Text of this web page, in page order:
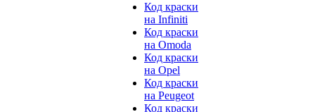
Код краски
на Infiniti
Код краски
на Omoda
Код краски
на Opel
Код краски
на Peugeot
Код краски